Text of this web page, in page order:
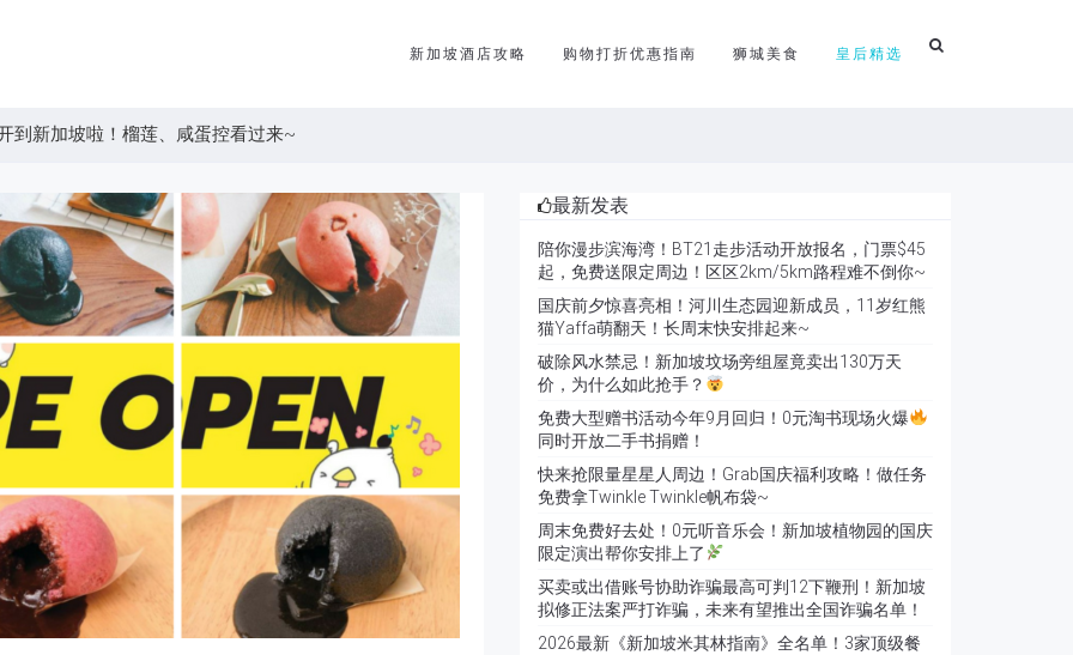
新加坡酒店攻略 购物打折优惠指南 狮城美食 皇后精选
到新加坡啦！榴莲、咸蛋控看过来~
最新发表
陪你漫步滨海湾！BT21走步活动开放报名，门票$45
起，免费送限定周边！区区2km/5km路程难不倒你~
国庆前夕惊喜亮相！河川生态园迎新成员，11岁红熊
猫Yaffa萌翻天！长周末快安排起来~
破除风水禁忌！新加坡坟场旁组屋竟卖出130万天
价，为什么如此抢手？
免费大型赠书活动今年9月回归！0元淘书现场火爆
同时开放二手书捐赠！
快来抢限量星星人周边！Grab国庆福利攻略！做任务
免费拿Twinkle Twinkle帆布袋~
周末免费好去处！0元听音乐会！新加坡植物园的国庆
限定演出帮你安排上了
买卖或出借账号协助诈骗最高可判12下鞭刑！新加坡
拟修正法案严打诈骗，未来有望推出全国诈骗名单！
2026最新《新加坡米其林指南》全名单！3家顶级餐